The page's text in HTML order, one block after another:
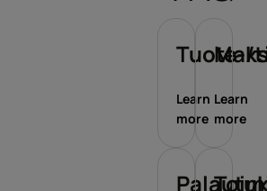
Tuote-/
Learn
more
Learn
more